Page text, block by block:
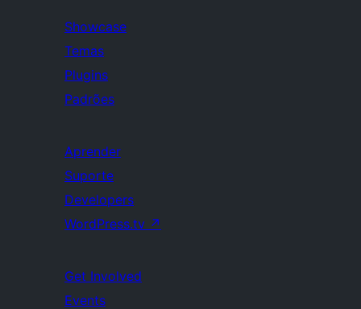
Showcase
Temas
Plugins
Padrões
Aprender
Suporte
Developers
WordPress.tv ↗
Get Involved
Events